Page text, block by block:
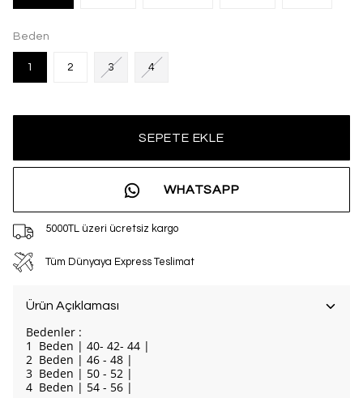
Beden
1 2 3 4
SEPETE EKLE
WHATSAPP
5000TL üzeri ücretsiz kargo
Tüm Dünyaya Express Teslimat
Ürün Açıklaması
Bedenler :
1 Beden | 40- 42- 44 |
2 Beden | 46 - 48 |
3 Beden | 50 - 52 |
4 Beden | 54 - 56 |